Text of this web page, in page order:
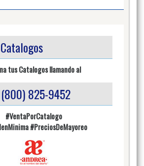
tus Catalogos llamando al
825-9452
#VentaPorCatalogo
#PreciosDeMayoreo